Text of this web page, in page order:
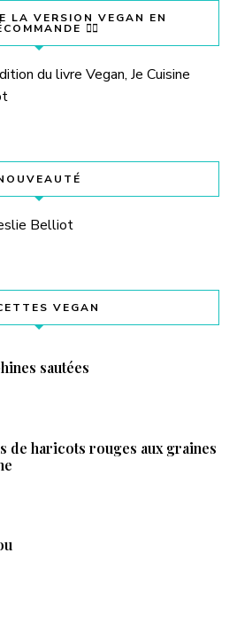
LA VERSION VEGAN EN
👇🏽
VEGAN
sautées
de haricots rouges aux graines